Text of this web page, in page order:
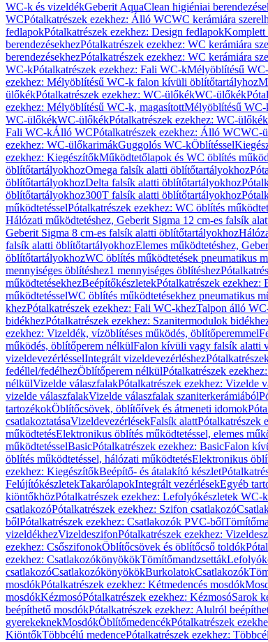
WC-k és vizeldékGeberit AquaClean higiéniai
WCPótalkatrészek ezekhez: Álló WCWC kerámiára
fedlapokPótalkatrészek ezekhez: Design fedlapokKomplett
berendezésekhezPótalkatrészek ezekhez: WC kerámiára
berendezésekhezPótalkatrészek ezekhez: WC kerámiára
WC-kPótalkatrészek ezekhez: Fali WC-kMélyöblítésű
ezekhez: Mélyöblítésű WC-k falon kívüli öblítőtartályhoz
ülőkékPótalkatrészek ezekhez: WC-ülőkékWC-ülőkék
ezekhez: Mélyöblítésű WC-k, magasítottMélyöblítésű WC-
WC-ülőkékWC-ülőkékPótalkatrészek ezekhez: WC-ülőkék
Fali WC-kÁlló WCPótalkatrészek ezekhez: Álló WCWC-
ezekhez: WC-ülőkarimákGuggolós WC-kÖblítéssel
ezekhez: KiegészítőkMűködtetőlapok és WC öblítés
öblítőtartályokhozOmega falsík alatti öblítőtartályokhoz
öblítőtartályokhozDelta falsík alatti öblítőtartályokhoz
öblítőtartályokhoz300T falsík alatti öblítőtartályokhoz
működtetésselPótalkatrészek ezekhez: WC öblítés
Hálózati működtetéshez, Geberit Sigma 12 cm-es falsík
Geberit Sigma 8 cm-es falsík alatti öblítőtartályokhoz
falsík alatti öblítőtartályokhozElemes működtetéshez,
öblítőtartályokhozWC öblítés működtetések pneumatikus
mennyiséges öblítéshez1 mennyiséges öblítéshez
működtetésekhezBeépítőkészletekPótalkatrészek ezekhez:
működtetésselWC öblítés működtetésekhez pneumatikus
khezPótalkatrészek ezekhez: Fali WC-khezTalpon álló
bidékhezPótalkatrészek ezekhez: Szanitermodulok
ezekhez: Vizeldék, vízöblítéses működés, öblítőperemmel
működés, öblítőperem nélkülFalon kívüli vagy falsík alatti
vizeldevezérlésselIntegrált vizeldevezérléshez
fedéllel/fedélhezÖblítőperem nélkülPótalkatrészek
nélkülVizelde válaszfalakPótalkatrészek ezekhez: Vizelde
vizelde válaszfalakVizelde válaszfalak szaniterkerámiából
tartozékokÖblítőcsövek, öblítőívek és átmeneti idomok
csatlakoztatásaVizeldevezérlésekFalsík alattPótalkatrészek
működtetésElektronikus öblítés működtetéssel, elemes
működtetésselBasicPótalkatrészek ezekhez: BasicFalon
öblítés működtetéssel, hálózati működtetésElektronikus
ezekhez: KiegészítőkBeépítő- és átalakító készlet
FelújítókészletekTakarólapokIntegrált vezérlésekEgyéb
kiöntőkhözPótalkatrészek ezekhez: Lefolyókészletek WC-
csatlakozóPótalkatrészek ezekhez: Szifon csatlakozó
bőlPótalkatrészek ezekhez: Csatlakozók PVC-ből
vizeldékhezVizeldeszifonPótalkatrészek ezekhez:
ezekhez: CsőszifonokÖblítőcsövek és öblítőcső toldók
ezekhez: CsatlakozókönyökökTömítőmandzsetták
csatlakozóCsatlakozókönyökökBurkolatokCsatlakozók
mosdókPótalkatrészek ezekhez: Kétmedencés mosdók
mosdókKézmosóPótalkatrészek ezekhez: KézmosóSarok
beépíthető mosdókPótalkatrészek ezekhez: Alulról
gyerekeknekMosdókÖblítőmedencékPótalkatrészek
KiöntőkTöbbcélú medencePótalkatrészek ezekhez: